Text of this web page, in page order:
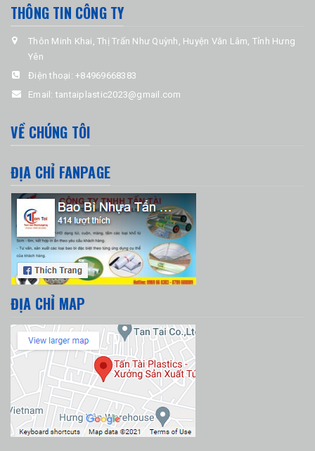
THÔNG TIN CÔNG TY
Thôn Minh Khai, Thị Trấn Như Quỳnh, Huyện Văn Lâm, Tỉnh Hưng
Yên
Điện thoại: +84969668383
Email:tantaiplastic2023@gmail.com
VỀ CHÚNG TÔI
ĐỊA CHỈ FANPAGE
ĐỊA CHỈ MAP